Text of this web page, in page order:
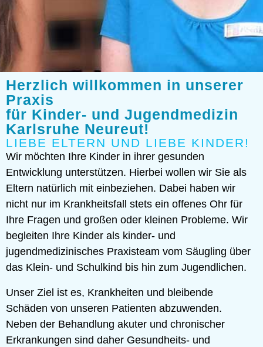
Herzlich willkommen in unserer
Praxis
für Kinder- und Jugendmedizin
Karlsruhe Neureut!
LIEBE ELTERN UND LIEBE KINDER!
Wir möchten Ihre Kinder in ihrer gesunden
Entwicklung unterstützen. Hierbei wollen wir Sie als
Eltern natürlich mit einbeziehen. Dabei haben wir
nicht nur im Krankheitsfall stets ein offenes Ohr für
Ihre Fragen und großen oder kleinen Probleme. Wir
begleiten Ihre Kinder als kinder- und
jugendmedizinisches Praxisteam vom Säugling über
das Klein- und Schulkind bis hin zum Jugendlichen.
Unser Ziel ist es, Krankheiten und bleibende
Schäden von unseren Patienten abzuwenden.
Neben der Behandlung akuter und chronischer
Erkrankungen sind daher Gesundheits- und